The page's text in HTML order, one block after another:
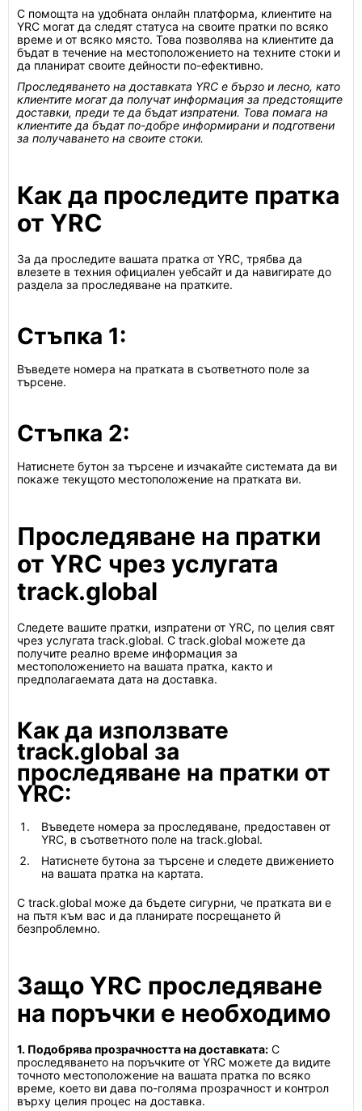
С помощта на удобната онлайн платформа, клиентите на
YRC могат да следят статуса на своите пратки по всяко
време и от всяко място. Това позволява на клиентите да
бъдат в течение на местоположението на техните стоки и
да планират своите дейности по-ефективно.
Проследяването на доставката YRC е бързо и лесно, като
клиентите могат да получат информация за предстоящите
доставки, преди те да бъдат изпратени. Това помага на
клиентите да бъдат по-добре информирани и подготвени
за получаването на своите стоки.
Как да проследите пратка
от YRC
За да проследите вашата пратка от YRC, трябва да
влезете в техния официален уебсайт и да навигирате до
раздела за проследяване на пратките.
Стъпка 1:
Въведете номера на пратката в съответното поле за
търсене.
Стъпка 2:
Натиснете бутон за търсене и изчакайте системата да ви
покаже текущото местоположение на пратката ви.
Проследяване на пратки
от YRC чрез услугата
track.global
Следете вашите пратки, изпратени от YRC, по целия свят
чрез услугата track.global. С track.global можете да
получите реално време информация за
местоположението на вашата пратка, както и
предполагаемата дата на доставка.
Как да използвате
track.global за
проследяване на пратки от
YRC:
Въведете номера за проследяване, предоставен от
YRC, в съответното поле на track.global.
Натиснете бутона за търсене и следете движението
на вашата пратка на картата.
С track.global може да бъдете сигурни, че пратката ви е
на пътя към вас и да планирате посрещането й
безпроблемно.
Защо YRC проследяване
на поръчки е необходимо
1. Подобрява прозрачността на доставката: С
проследяването на поръчките от YRC можете да видите
точното местоположение на вашата пратка по всяко
време, което ви дава по-голяма прозрачност и контрол
върху целия процес на доставка.